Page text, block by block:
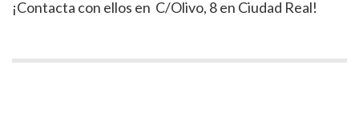
¡Contacta con ellos en C/Olivo, 8 en Ciudad Real!